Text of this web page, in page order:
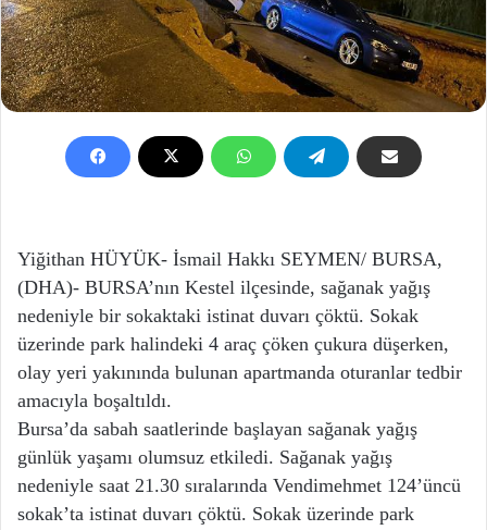
Yiğithan HÜYÜK- İsmail Hakkı SEYMEN/ BURSA,
(DHA)- BURSA’nın Kestel ilçesinde, sağanak yağış
nedeniyle bir sokaktaki istinat duvarı çöktü. Sokak
üzerinde park halindeki 4 araç çöken çukura düşerken,
olay yeri yakınında bulunan apartmanda oturanlar tedbir
amacıyla boşaltıldı.
Bursa’da sabah saatlerinde başlayan sağanak yağış
günlük yaşamı olumsuz etkiledi. Sağanak yağış
nedeniyle saat 21.30 sıralarında Vendimehmet 124’üncü
sokak’ta istinat duvarı çöktü. Sokak üzerinde park